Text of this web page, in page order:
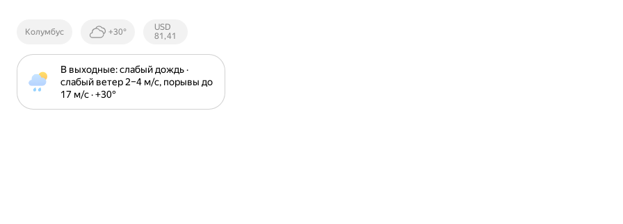
Колумбус +30°
Курсы ЦБ
РФ
USD
81,41
В выходные: слабый дождь ·
слабый ветер 2⁠–⁠4 м⁠/⁠с, порывы до
17 м⁠/⁠с · +30⁠°